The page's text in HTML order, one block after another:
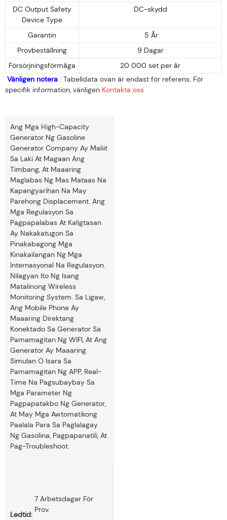
DC Output Safety
Device Type
DC-skydd
Garantin
5 År
Provbeställning
9 Dagar
Försörjningsförmåga
20 000 set per år
Vänligen notera : Tabelldata ovan är endast för referens. För
specifik information, vänligen Kontakta oss
Ang Mga High-Capacity
Generator Ng Gasoline
Generator Company Ay Maliit
Sa Laki At Magaan Ang
Timbang, At Maaaring
Maglabas Ng Mas Mataas Na
Kapangyarihan Na May
Parehong Displacement. Ang
Mga Regulasyon Sa
Pagpapalabas At Kaligtasan
Ay Nakakatugon Sa
Pinakabagong Mga
Kinakailangan Ng Mga
Internasyonal Na Regulasyon.
Nilagyan Ito Ng Isang
Matalinong Wireless
Monitoring System. Sa Ligaw,
Ang Mobile Phone Ay
Maaaring Direktang
Konektado Sa Generator Sa
Pamamagitan Ng WIFI, At Ang
Generator Ay Maaaring
Simulan O Isara Sa
Pamamagitan Ng APP, Real-
Time Na Pagsubaybay Sa
Mga Parameter Ng
Pagpapatakbo Ng Generator,
At May Mga Awtomatikong
Paalala Para Sa Paglalagay
Ng Gasolina, Pagpapanatili, At
Pag-Troubleshoot.
Ledtid:
7 Arbetsdagar För
Prov.